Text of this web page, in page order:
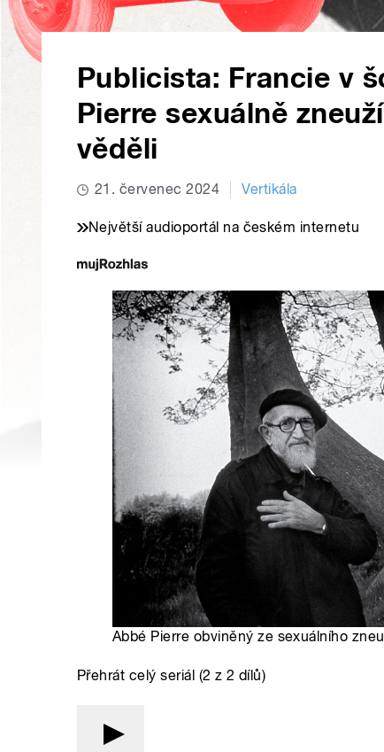
Publicista: Francie v
Pierre sexuálně
věděli
21. červenec 2024 Vertikála
Největší audioportál na českém internetu
Abbé Pierre obviněný ze sexuálního
Přehrát celý seriál (2 z 2 dílů)